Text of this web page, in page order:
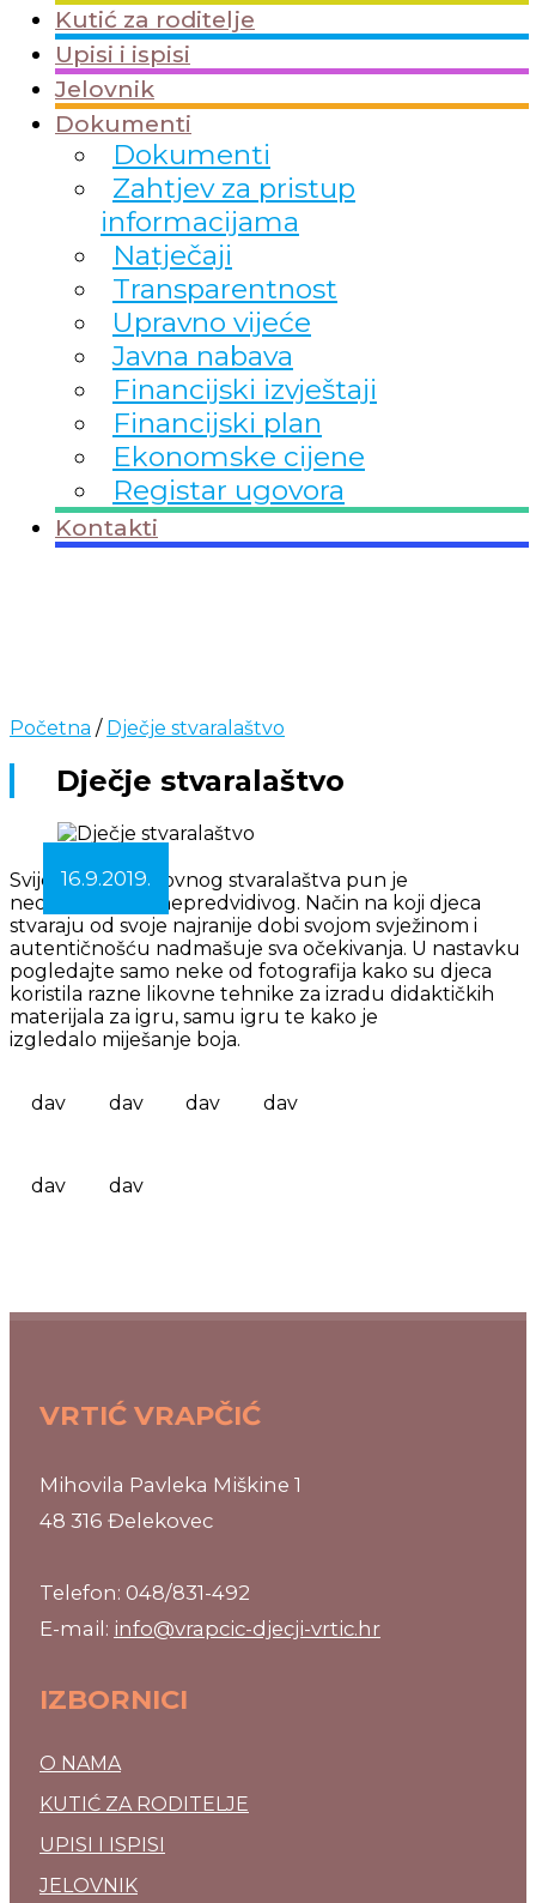
Kutić za roditelje
Upisi i ispisi
Jelovnik
Dokumenti
Dokumenti
Zahtjev za pristup
informacijama
Natječaji
Transparentnost
Upravno vijeće
Javna nabava
Financijski izvještaji
Financijski plan
Ekonomske cijene
Registar ugovora
Kontakti
Početna / Dječje stvaralaštvo
Dječje stvaralaštvo
16.9.2019.
Svijet dječjeg likovnog stvaralaštva pun je
neočekivanog i nepredvidivog. Način na koji djeca
stvaraju od svoje najranije dobi svojom svježinom i
autentičnošću nadmašuje sva očekivanja. U nastavku
pogledajte samo neke od fotografija kako su djeca
koristila razne likovne tehnike za izradu didaktičkih
materijala za igru, samu igru te kako je
izgledalo miješanje boja.
dav dav dav dav
dav dav
VRTIĆ VRAPČIĆ
Mihovila Pavleka Miškine 1
48 316 Đelekovec
Telefon: 048/831-492
E-mail: info@vrapcic-djecji-vrtic.hr
IZBORNICI
O NAMA
KUTIĆ ZA RODITELJE
UPISI I ISPISI
JELOVNIK